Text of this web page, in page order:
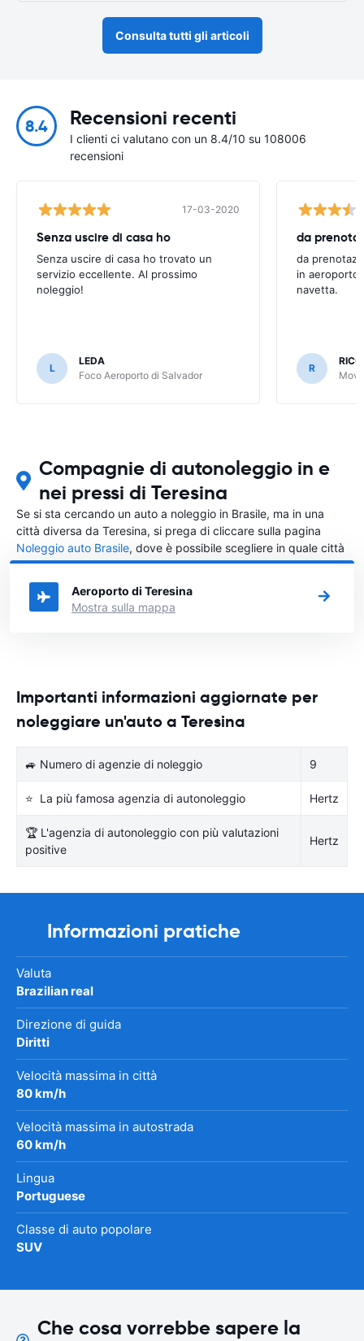
Consulta tutti gli articoli
8.4 Recensioni recenti
I clienti ci valutano con un 8.4/10 su 108006
recensioni
17-03-2020
Senza uscire di casa ho
Senza uscire di casa ho trovato un
servizio eccellente. Al prossimo
noleggio!
L
LEDA
Foco Aeroporto di Salvador
da
in aeroporto
navetta.
R
Compagnie di autonoleggio in e
nei pressi di Teresina
Se si sta cercando un auto a noleggio in Brasile, ma in una
città diversa da Teresina, si prega di cliccare sulla pagina
Noleggio auto Brasile, dove è possibile scegliere in quale città
in Brasile si vuole noleggiare l'auto.
Aeroporto di Teresina
Mostra sulla mappa
Importanti informazioni aggiornate per
noleggiare un'auto a Teresina
🚙 Numero di agenzie di noleggio 9
⭐ La più famosa agenzia di autonoleggio Hertz
🏆 L'agenzia di autonoleggio con più valutazioni
positive
Hertz
Informazioni pratiche
Valuta
Brazilian real
Direzione di guida
Diritti
Velocità massima in città
80 km/h
Velocità massima in autostrada
60 km/h
Lingua
Portuguese
Classe di auto popolare
SUV
Che cosa vorrebbe sapere la